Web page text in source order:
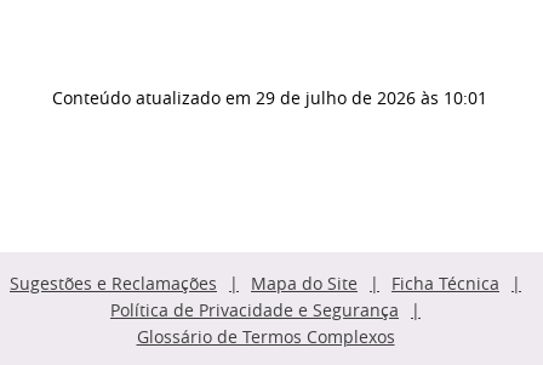
Conteúdo atualizado em 29 de julho de 2026 às 10:01
Sugestões e Reclamações Mapa do Site
Ficha Técnica
Política de Privacidade e Segurança
Glossário de Termos Complexos